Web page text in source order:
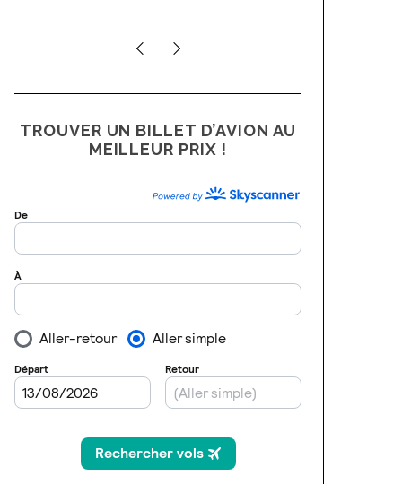
TROUVER UN BILLET D’AVION AU
MEILLEUR PRIX !